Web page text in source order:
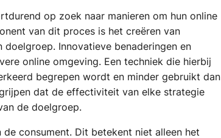
op zoek naar manieren om hun online
van dit proces is het creëren van
Innovatieve benaderingen en
online omgeving. Een techniek die hierbij
begrepen wordt en minder gebruikt dan
dat de effectiviteit van elke strategie
de doelgroep.
consument. Dit betekent niet alleen het